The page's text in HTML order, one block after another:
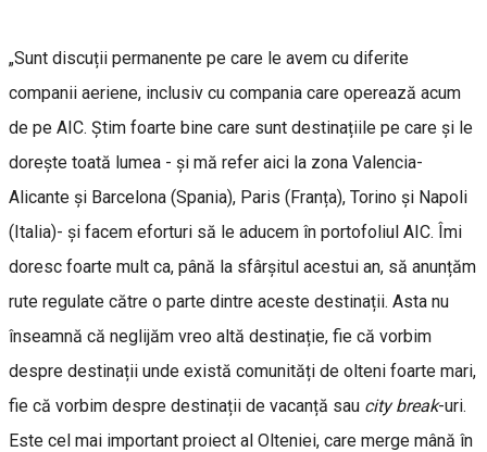
„Sunt discuții permanente pe care le avem cu diferite
companii aeriene, inclusiv cu compania care operează acum
de pe AIC. Știm foarte bine care sunt destinațiile pe care și le
dorește toată lumea - și mă refer aici la zona Valencia-
Alicante și Barcelona (Spania), Paris (Franța), Torino și Napoli
(Italia)- și facem eforturi să le aducem în portofoliul AIC. Îmi
doresc foarte mult ca, până la sfârșitul acestui an, să anunțăm
rute regulate către o parte dintre aceste destinații. Asta nu
înseamnă că neglijăm vreo altă destinație, fie că vorbim
despre destinații unde există comunități de olteni foarte mari,
fie că vorbim despre destinații de vacanță sau city break-uri.
Este cel mai important proiect al Olteniei, care merge mână în